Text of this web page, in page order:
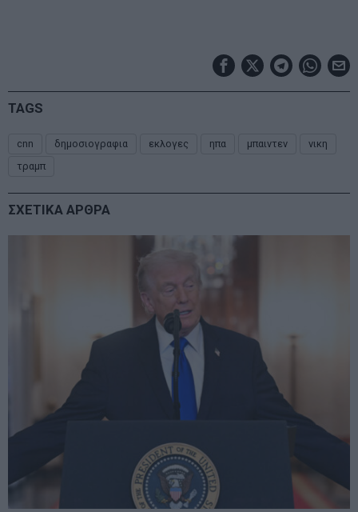
TAGS
cnn δημοσιογραφια εκλογες ηπα μπαιντεν
νικη
τραμπ
ΣΧΕΤΙΚΑ ΑΡΘΡΑ